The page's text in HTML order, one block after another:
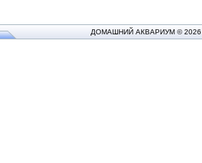
ДОМАШНИЙ АКВАРИУМ © 2026